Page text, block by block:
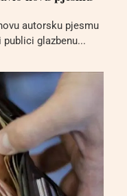
autorsku pjesmu
publici glazbenu...